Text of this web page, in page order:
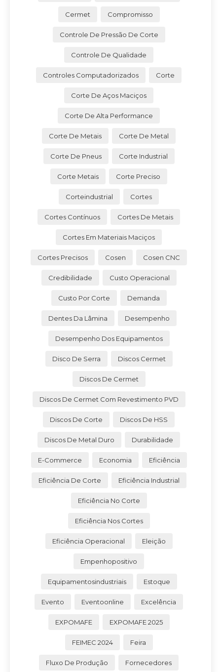
Cermet Compromisso
Controle De Pressão De Corte
Controle De Qualidade
Controles Computadorizados Corte
Corte De Aços Maciços
Corte De Alta Performance
Corte De Metais Corte De Metal
Corte De Pneus Corte Industrial
Corte Metais Corte Preciso
Corteindustrial Cortes
Cortes Contínuos Cortes De Metais
Cortes Em Materiais Maciços
Cortes Precisos Cosen Cosen CNC
Credibilidade Custo Operacional
Custo Por Corte Demanda
Dentes Da Lâmina Desempenho
Desempenho Dos Equipamentos
Disco De Serra Discos Cermet
Discos De Cermet
Discos De Cermet Com Revestimento PVD
Discos De Corte Discos De HSS
Discos De Metal Duro Durabilidade
E-Commerce Economia Eficiência
Eficiência De Corte Eficiência Industrial
Eficiência No Corte
Eficiência Nos Cortes
Eficiência Operacional Eleição
Empenhopositivo
Equipamentosindustriais Estoque
Evento Eventoonline Excelência
EXPOMAFE EXPOMAFE 2025
FEIMEC 2024 Feira
Fluxo De Produção Fornecedores